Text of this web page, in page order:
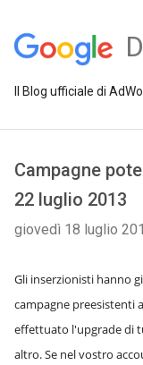
Il Blog ufficiale di
Campagne
22 luglio 2013
giovedì 18 luglio
Gli inserzionisti hanno
campagne preesistenti
effettuato l'upgrade di
altro. Se nel vostro